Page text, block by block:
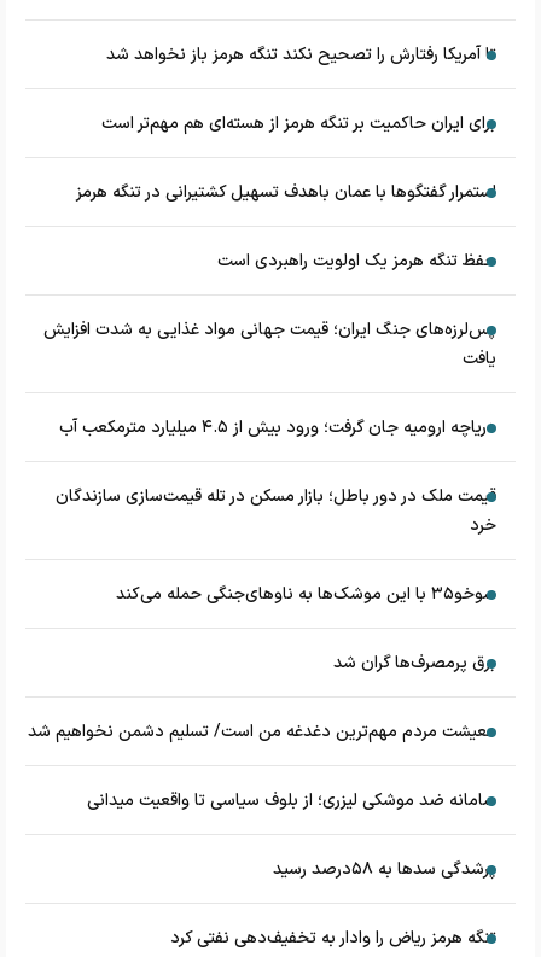
تا آمریکا رفتارش را تصحیح نکند تنگه هرمز باز نخواهد شد
برای ایران حاکمیت بر تنگه هرمز از هسته‌ای هم مهم‌تر است
استمرار گفتگوها با عمان باهدف تسهیل کشتیرانی در تنگه هرمز
حفظ تنگه هرمز یک اولویت راهبردی است
پس‌لرزه‌های جنگ ایران؛ قیمت جهانی مواد غذایی به شدت افزایش
یافت
دریاچه ارومیه جان گرفت؛ ورود بیش از ۴.۵ میلیارد مترمکعب آب
قیمت ملک در دور باطل؛ بازار مسکن در تله قیمت‌سازی سازندگان
خرد
سوخو۳۵ با این موشک‌ها به ناوهای‌جنگی حمله می‌کند
برق پرمصرف‌ها گران شد
معیشت مردم مهم‌ترین دغدغه من است/ تسلیم دشمن نخواهیم شد
سامانه ضد موشکی لیزری؛ از بلوف سیاسی تا واقعیت میدانی
پرشدگی سدها به ۵۸درصد رسید
تنگه هرمز ریاض را وادار به تخفیف‌دهی نفتی کرد